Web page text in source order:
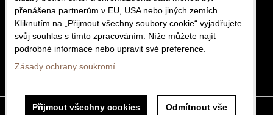
přenášena partnerům v EU, USA nebo jiných zemích.
Kliknutím na „Přijmout všechny soubory cookie“ vyjadřujete
svůj souhlas s tímto zpracováním. Níže můžete najít
podrobné informace nebo upravit své preference.
Zásady ochrany soukromí
Přijmout všechny cookies Odmítnout vše